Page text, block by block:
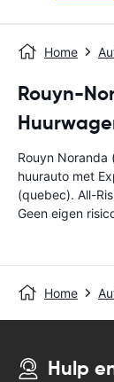
Home
Rouyn-
Rouyn
huurauto met
(quebec). All-
Geen eigen
Home
Hulp